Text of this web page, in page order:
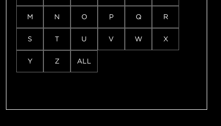
M N O P Q R
S T U V W X
Y Z ALL